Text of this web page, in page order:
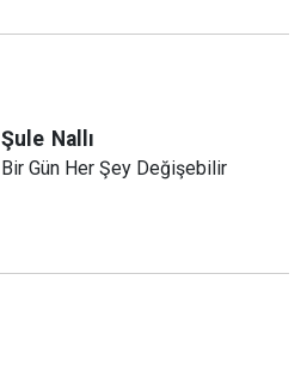
Şule Nallı
Bir Gün Her Şey Değişebilir